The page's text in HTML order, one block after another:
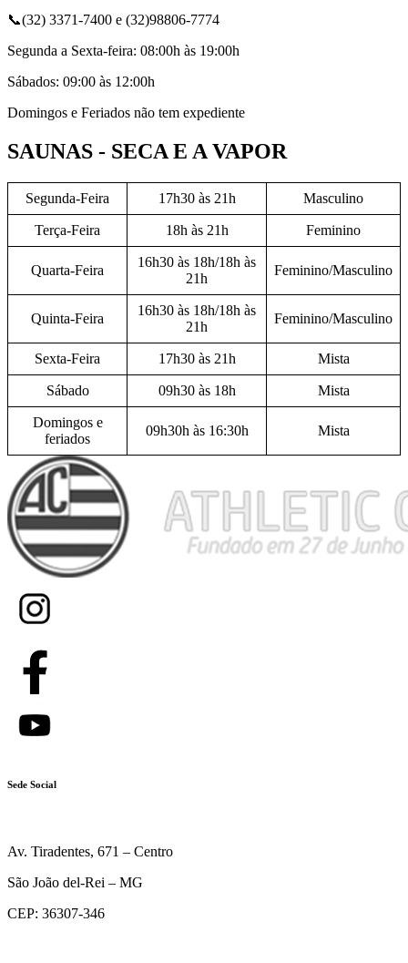
📞(32) 3371-7400 e (32)98806-7774
Segunda a Sexta-feira: 08:00h às 19:00h
Sábados: 09:00 às 12:00h
Domingos e Feriados não tem expediente
SAUNAS - SECA E A VAPOR
Segunda-Feira 17h30 às 21h Masculino
Terça-Feira 18h às 21h Feminino
Quarta-Feira
16h30 às 18h/18h às
21h
Feminino/Masculino
Quinta-Feira
16h30 às 18h/18h às
21h
Feminino/Masculino
Sexta-Feira 17h30 às 21h Mista
Sábado 09h30 às 18h Mista
Domingos e
feriados
09h30h às 16:30h Mista
Sede Social
Av. Tiradentes, 671 – Centro
São João del-Rei – MG
CEP: 36307-346